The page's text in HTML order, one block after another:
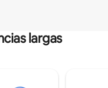
largas